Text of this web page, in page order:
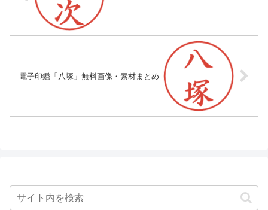
電子印鑑「八塚」無料画像・素材まとめ